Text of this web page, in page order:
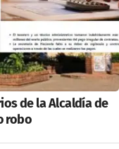
de la Alcaldía de
robo